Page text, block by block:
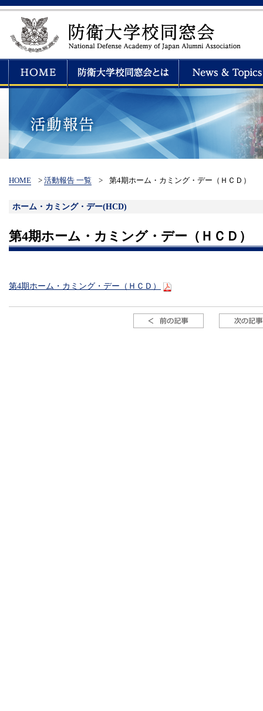
HOME > 活動報告 一覧 > 第4期ホーム・カミング・デー（ＨＣＤ）
ホーム・カミング・デー(HCD)
第4期ホーム・カミング・デー（ＨＣＤ）
第4期ホーム・カミング・デー（ＨＣＤ）